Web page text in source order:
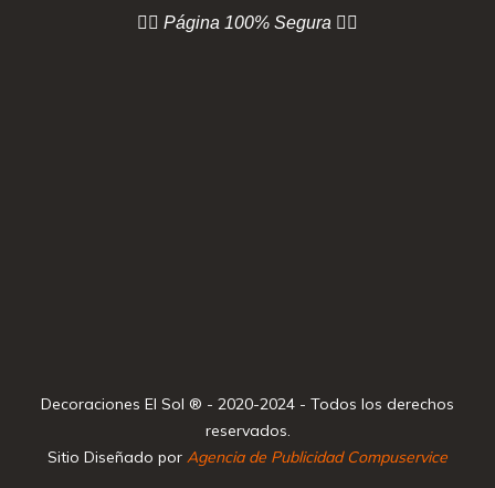
👇🏻 Página 100% Segura 👇🏻
Decoraciones El Sol ® - 2020-2024 - Todos los derechos
reservados.
Sitio Diseñado por Agencia de Publicidad Compuservice